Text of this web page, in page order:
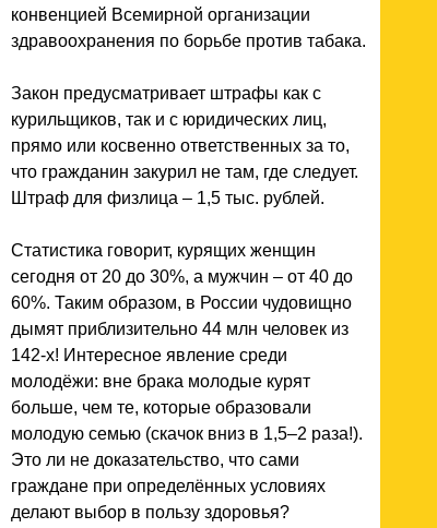
конвенцией Всемирной организации
здравоохранения по борьбе против табака.
Закон предусматривает штрафы как с
курильщиков, так и с юридических лиц,
прямо или косвенно ответственных за то,
что гражданин закурил не там, где следует.
Штраф для физлица – 1,5 тыс. рублей.
Статистика говорит, курящих женщин
сегодня от 20 до 30%, а мужчин – от 40 до
60%. Таким образом, в России чудовищно
дымят приблизительно 44 млн человек из
142-х! Интересное явление среди
молодёжи: вне брака молодые курят
больше, чем те, которые образовали
молодую семью (скачок вниз в 1,5–2 раза!).
Это ли не доказательство, что сами
граждане при определённых условиях
делают выбор в пользу здоровья?